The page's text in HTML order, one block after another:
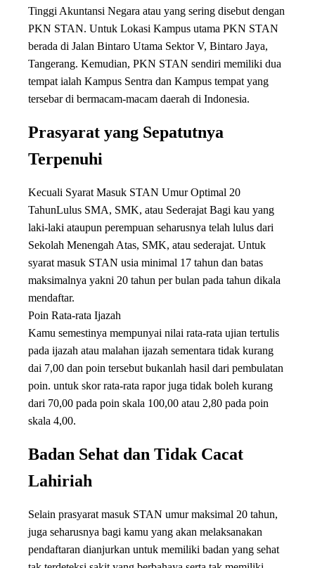
Tinggi Akuntansi Negara atau yang sering disebut dengan
PKN STAN. Untuk Lokasi Kampus utama PKN STAN
berada di Jalan Bintaro Utama Sektor V, Bintaro Jaya,
Tangerang. Kemudian, PKN STAN sendiri memiliki dua
tempat ialah Kampus Sentra dan Kampus tempat yang
tersebar di bermacam-macam daerah di Indonesia.
Prasyarat yang Sepatutnya
Terpenuhi
Kecuali Syarat Masuk STAN Umur Optimal 20
TahunLulus SMA, SMK, atau Sederajat Bagi kau yang
laki-laki ataupun perempuan seharusnya telah lulus dari
Sekolah Menengah Atas, SMK, atau sederajat. Untuk
syarat masuk STAN usia minimal 17 tahun dan batas
maksimalnya yakni 20 tahun per bulan pada tahun dikala
mendaftar.
Poin Rata-rata Ijazah
Kamu semestinya mempunyai nilai rata-rata ujian tertulis
pada ijazah atau malahan ijazah sementara tidak kurang
dai 7,00 dan poin tersebut bukanlah hasil dari pembulatan
poin. untuk skor rata-rata rapor juga tidak boleh kurang
dari 70,00 pada poin skala 100,00 atau 2,80 pada poin
skala 4,00.
Badan Sehat dan Tidak Cacat
Lahiriah
Selain prasyarat masuk STAN umur maksimal 20 tahun,
juga seharusnya bagi kamu yang akan melaksanakan
pendaftaran dianjurkan untuk memiliki badan yang sehat